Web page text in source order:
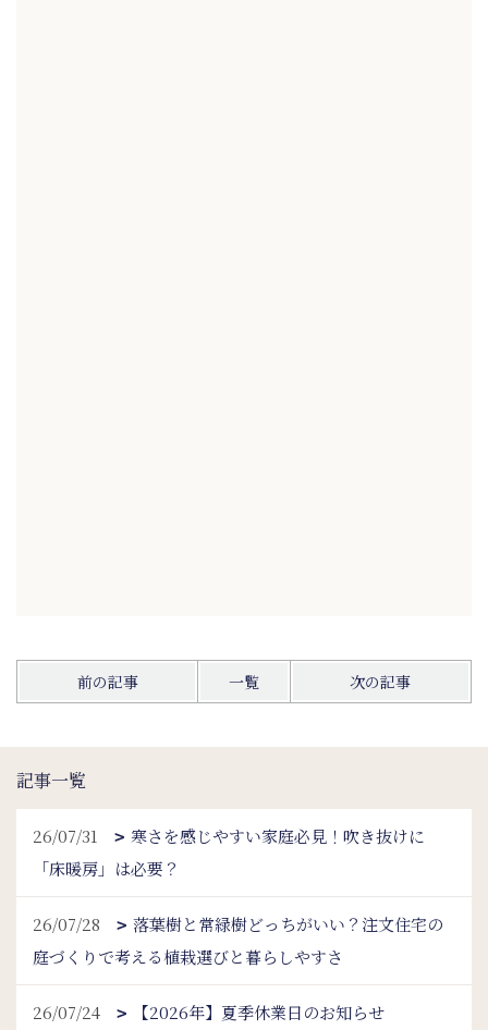
前の記事 一覧 次の記事
記事一覧
26/07/31
寒さを感じやすい家庭必見！吹き抜けに
「床暖房」は必要？
26/07/28
落葉樹と常緑樹どっちがいい？注文住宅の
庭づくりで考える植栽選びと暮らしやすさ
26/07/24 【2026年】夏季休業日のお知らせ